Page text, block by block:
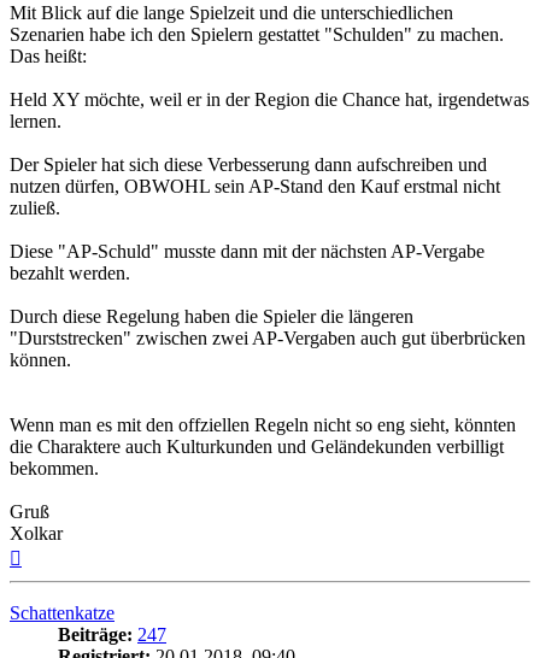
Mit Blick auf die lange Spielzeit und die unterschiedlichen
Szenarien habe ich den Spielern gestattet "Schulden" zu machen.
Das heißt:
Held XY möchte, weil er in der Region die Chance hat, irgendetwas
lernen.
Der Spieler hat sich diese Verbesserung dann aufschreiben und
nutzen dürfen, OBWOHL sein AP-Stand den Kauf erstmal nicht
zuließ.
Diese "AP-Schuld" musste dann mit der nächsten AP-Vergabe
bezahlt werden.
Durch diese Regelung haben die Spieler die längeren
"Durststrecken" zwischen zwei AP-Vergaben auch gut überbrücken
können.
Wenn man es mit den offziellen Regeln nicht so eng sieht, könnten
die Charaktere auch Kulturkunden und Geländekunden verbilligt
bekommen.
Gruß
Xolkar
Schattenkatze
Beiträge: 247